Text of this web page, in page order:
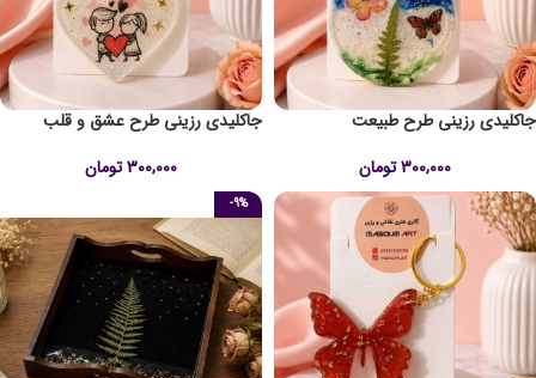
جاکلیدی رزینی طرح طبیعت
300,000تومان
جاکلیدی رزینی طرح عشق و قلب
300,000تومان
-9%